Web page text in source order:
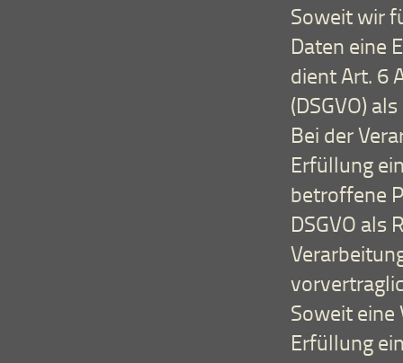
Soweit wir
Daten eine
dient Art. 6
(DSGVO)
Bei der
Erfüllung
betroffene
DSGVO als
Soweit eine
Erfüllung